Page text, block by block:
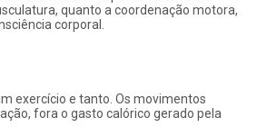
quanto a coordenação motora,
corporal.
exercício e tanto. Os movimentos
fora o gasto calórico gerado pela